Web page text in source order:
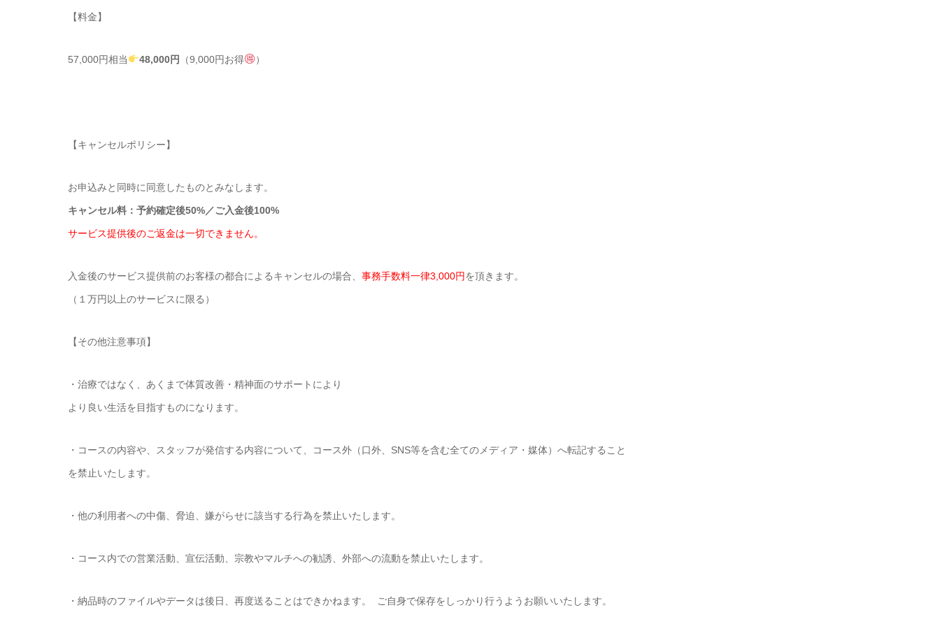
【料金】
57,000円相当 48,000円 （9,000円お得 ）
【キャンセルポリシー】
お申込みと同時に同意したものとみなします。
キャンセル料：予約確定後50%／ご入金後100%
サービス提供後のご返金は一切できません。
入金後のサービス提供前のお客様の都合によるキャンセルの場合、 事務手数料一律3,000円を頂きます。
（１万円以上のサービスに限る）
【その他注意事項】
・治療ではなく、あくまで体質改善・精神面のサポートにより
より良い生活を目指すものになります。
・コースの内容や、スタッフが発信する内容について、コース外（口外、SNS等を含む全てのメディア・媒体）へ転記すること
を禁止いたします。
・他の利用者への中傷、脅迫、嫌がらせに該当する行為を禁止いたします。
・コース内での営業活動、宣伝活動、宗教やマルチへの勧誘、外部への流動を禁止いたします。
・納品時のファイルやデータは後日、再度送ることはできかねます。 ご自身で保存をしっかり行うようお願いいたします。